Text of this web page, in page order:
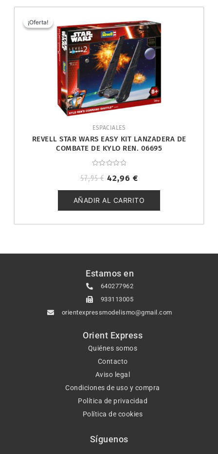
¡Oferta!
¡Oferta!
ESPACIALES
REVELL STAR WARS EASY KIT LANZADERA DE
COMBATE DE KYLO REN. 06695
con
de
5
57,95€
precio
original
era:
57,95 €.
42,96 €
precio
actual
es:
42,96 €.
AÑADIR AL CARRITO
Estamos en
640277962
933113005
orientexpressmodelismo@gmail.com
Orient Express
Quiénes somos
Contacto
Aviso legal
Condiciones de uso y compra
Política de privacidad
Política de cookies
Síguenos